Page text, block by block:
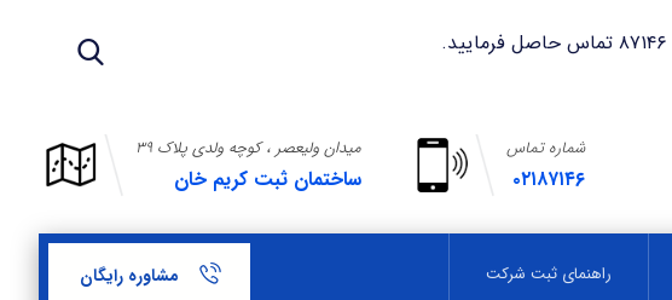
میدان ولیعصر ، کوچه ولدی پلاک ۳۹
ساختمان ثبت کریم خان
شماره تماس
۰۲۱۸۷۱۴۶
راهنمای ثبت شرکت مشاوره رایگان